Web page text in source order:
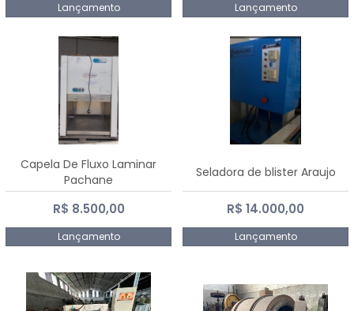
Lançamento Lançamento
Capela De Fluxo Laminar
Pachane
R$ 8.500,00
Lançamento
Seladora de blister Araujo
R$ 14.000,00
Lançamento